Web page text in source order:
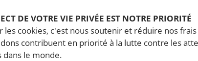
RAPPORTS
DE VOTRE VIE PRIVÉE EST NOTRE PRIORITÉ
les cookies, c'est nous soutenir et réduire nos
contribuent en priorité à la lutte contre les
dans le monde.